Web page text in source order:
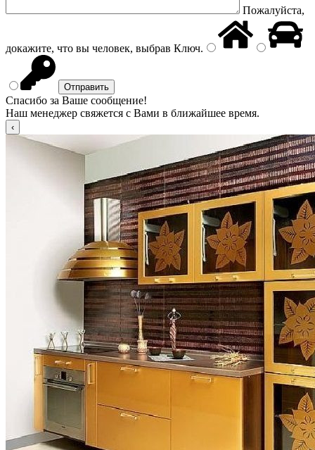
Пожалуйста,
докажите, что вы человек, выбрав Ключ.
Спасибо за Ваше сообщение!
Наш менеджер свяжется с Вами в ближайшее время.